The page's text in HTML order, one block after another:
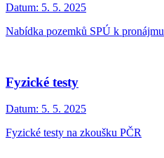
Datum: 5. 5. 2025
Nabídka pozemků SPÚ k pronájmu
Fyzické testy
Datum: 5. 5. 2025
Fyzické testy na zkoušku PČR